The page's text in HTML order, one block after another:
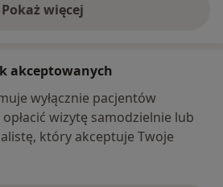
Pokaż więcej
o adresie
akceptowanych
wyłącznie pacjentów
wizytę samodzielnie lub
który akceptuje Twoje